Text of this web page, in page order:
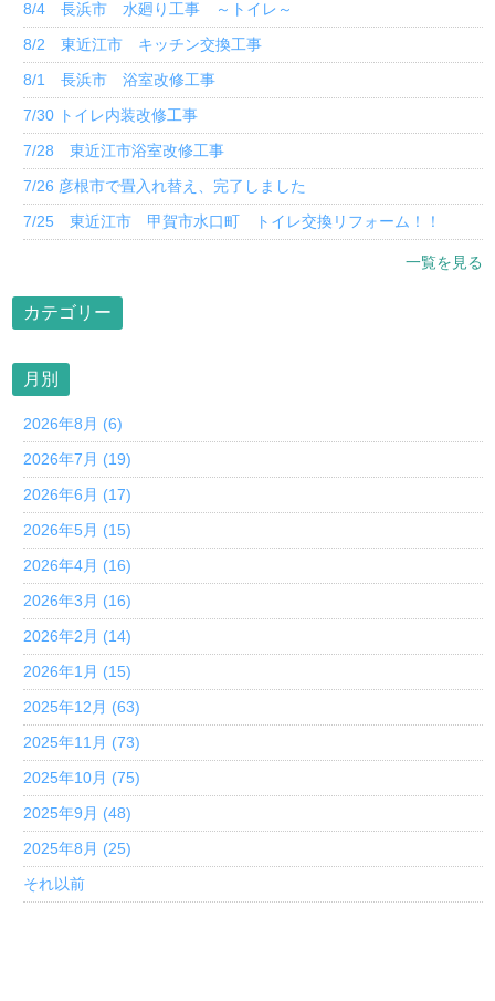
8/4 長浜市 水廻り工事 ～トイレ～
8/2 東近江市 キッチン交換工事
8/1 長浜市 浴室改修工事
7/30 トイレ内装改修工事
7/28 東近江市浴室改修工事
7/26 彦根市で畳入れ替え、完了しました
7/25 東近江市 甲賀市水口町 トイレ交換リフォーム！！
一覧を見る
カテゴリー
月別
2026年8月 (6)
2026年7月 (19)
2026年6月 (17)
2026年5月 (15)
2026年4月 (16)
2026年3月 (16)
2026年2月 (14)
2026年1月 (15)
2025年12月 (63)
2025年11月 (73)
2025年10月 (75)
2025年9月 (48)
2025年8月 (25)
それ以前